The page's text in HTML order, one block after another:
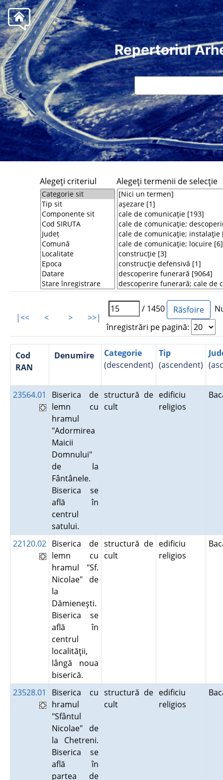
Repertoriul
Alegeţi criteriul Alegeţi termenii de selecţie
|<< < > >>|
/ 1450
înregistrări pe pagină:
Cod
RAN
Denumire
Categorie
(descendent)
Tip
(ascendent)
23564.01
Biserica de
lemn cu
hramul
"Adormirea
Maicii
Domnului"
de la
Fântânele.
Biserica se
află în
centrul
satului.
structură de
cult
edificiu
religios
22120.02 Biserica de
lemn cu
hramul "Sf.
Nicolae" de
la
Dămieneşti.
Biserica se
află în
centrul
localităţii,
lângă noua
biserică.
structură de
cult
edificiu
religios
23528.01
Biserica cu
hramul
"Sfântul
Nicolae" de
la Chetreni.
Biserica se
află în
partea de
structură de
cult
edificiu
religios